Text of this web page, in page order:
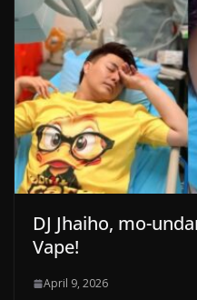
DJ Jhaiho, mo-
Vape!
April 9, 2026